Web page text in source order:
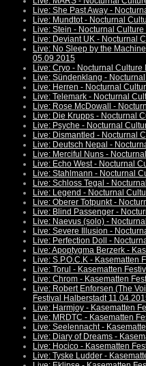
Live: She Past Away -
Live: Mundtot - Nocturnal
Live: Stein - Nocturnal
Live: Deviant UK - Nocturnal
Live: No Sleep by the
05.09.2015
Live: Cryo - Nocturnal
Live: Sündenklang -
Live: Herren - Nocturnal
Live: Telemark - Nocturnal
Live: Rose McDowall -
Live: Die Krupps - Nocturnal
Live: Psyche - Nocturnal
Live: Dismantled - Nocturnal
Live: Deutsch Nepal -
Live: Merciful Nuns -
Live: Echo West - Nocturnal
Live: Stahlmann - Nocturnal
Live: Schloss Tegal -
Live: Legend - Nocturnal
Live: Oberer Totpunkt -
Live: Blind Passenger -
Live: Naevus (solo) -
Live: Severe Illusion -
Live: Perfection Doll -
Live: Apoptygma Berzerk -
Live: S.P.O.C.K - Kasematten
Live: Torul - Kasematten
Live: Chrom - Kasematten
Live: Robert Enforsen (The
Festival Halberstadt
Live: Harmjoy - Kasematten
Live: MRDTC - Kasematten
Live: Seelennacht -
Live: Diary of Dreams -
Live: Hocico - Kasematten
Live: Tyske Ludder -